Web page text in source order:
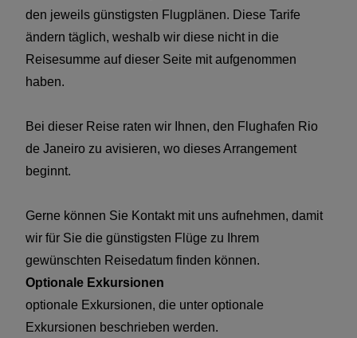
den jeweils günstigsten Flugplänen. Diese Tarife
ändern täglich, weshalb wir diese nicht in die
Reisesumme auf dieser Seite mit aufgenommen
haben.
Bei dieser Reise raten wir Ihnen, den Flughafen Rio
de Janeiro zu avisieren, wo dieses Arrangement
beginnt.
Gerne können Sie Kontakt mit uns aufnehmen, damit
wir für Sie die günstigsten Flüge zu Ihrem
gewünschten Reisedatum finden können.
Optionale Exkursionen
optionale Exkursionen, die unter optionale
Exkursionen beschrieben werden.